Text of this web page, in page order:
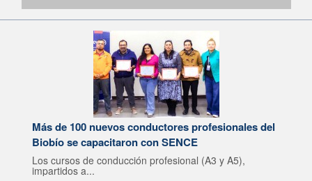
Más de 100 nuevos conductores profesionales del
Biobío se capacitaron con SENCE
Los cursos de conducción profesional (A3 y A5),
impartidos a...